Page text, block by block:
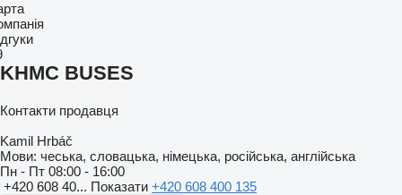
KHMC BUSES
Контакти продавця
Kamil Hrbáč
Мови: чеська, словацька, німецька, російська, англійська
Пн - Пт 08:00 - 16:00
+420 608 40... Показати +420 608 400 135